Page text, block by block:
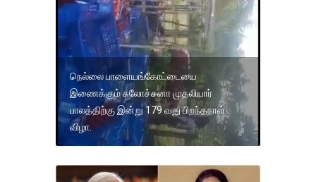
நெல்லை பாளையங்கோட்டையை
இணைக்கும் சுலோச்சனா முதலியார்
பாலத்திற்கு இன்று 179 வது பிறந்தநாள்
விழா.